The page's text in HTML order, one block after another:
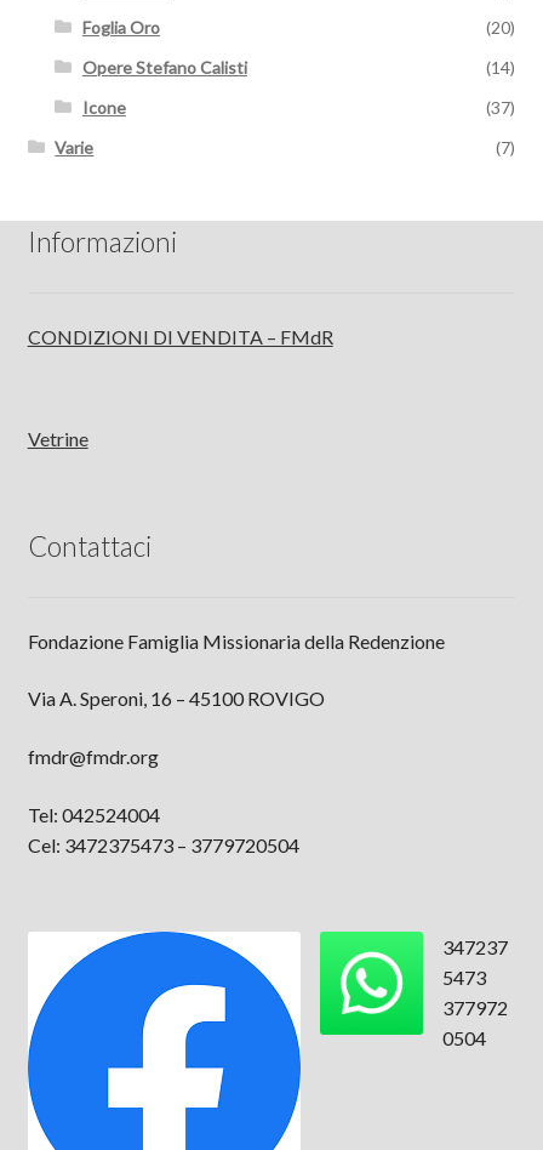
Foglia Oro
(20)
Opere Stefano Calisti
(14)
Icone
(37)
Varie
(7)
Informazioni
CONDIZIONI DI VENDITA – FMdR
Vetrine
Contattaci
Fondazione Famiglia Missionaria della Redenzione
Via A. Speroni, 16 – 45100 ROVIGO
fmdr@fmdr.org
Tel: 042524004
Cel: 3472375473 – 3779720504
347237
5473
377972
0504